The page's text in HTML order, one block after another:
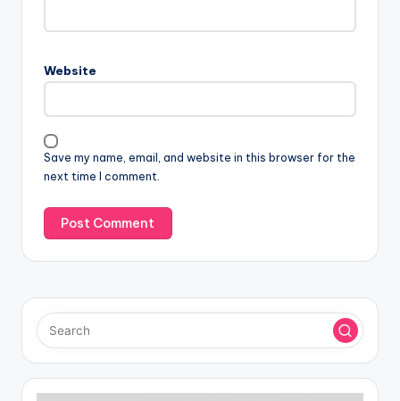
Website
Save my name, email, and website in this browser for the
next time I comment.